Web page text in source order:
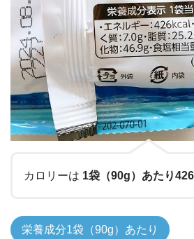
カロリーは 1袋（90g）あたり
栄養成分1袋（90g）あたり